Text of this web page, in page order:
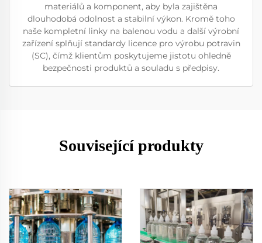
materiálů a komponent, aby byla zajištěna
dlouhodobá odolnost a stabilní výkon. Kromě toho
naše kompletní linky na balenou vodu a další výrobní
zařízení splňují standardy licence pro výrobu potravin
(SC), čímž klientům poskytujeme jistotu ohledně
bezpečnosti produktů a souladu s předpisy.
Související produkty